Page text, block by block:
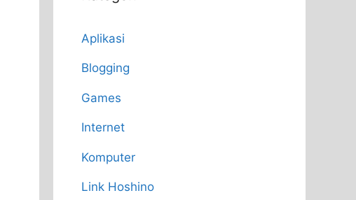
Aplikasi
Blogging
Games
Internet
Komputer
Link Hoshino